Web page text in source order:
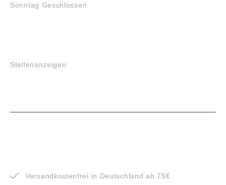
Sonntag Geschlossen
Stellenanzeigen
Versandkostenfrei in Deutschland ab 75€